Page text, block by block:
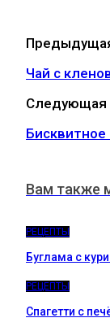
Чай с
Следующая
Вам также
РЕЦЕПТЫ
Буглама с
РЕЦЕПТЫ
Спагетти с